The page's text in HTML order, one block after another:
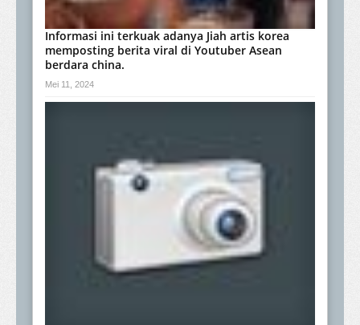
Informasi ini terkuak adanya Jiah artis korea
memposting berita viral di Youtuber Asean
berdara china.
Mei 11, 2024